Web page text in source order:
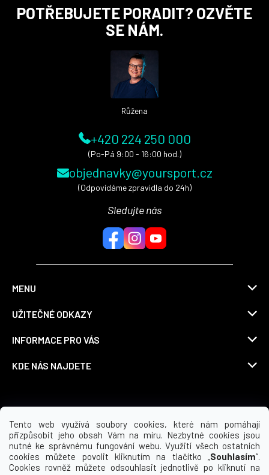
Tento web využívá soubory cookies, které nám pomáhají
přizpůsobit jeho obsah Vám na míru. Nezbytné cookies jsou
nutné ke správnému fungování webu. Využití všech ostatních
cookies můžete povolit kliknutím na tlačítko „Souhlasím“.
Cookies rovněž můžete odsouhlasit jednotlivě po kliknutí na
POTŘEBUJETE PORADIT? OZVĚTE
SE NÁM.
Růžena
+420 224 250 000
(Po-Pá 9:00 - 16:00 hod.)
objednavky@yoursport.cz
(Odpovídáme zpravidla do 24h)
Sledujte nás
MENU
UŽITEČNÉ ODKAZY
INFORMACE PRO VÁS
KDE NÁS NAJDETE
Možnosti dopravy